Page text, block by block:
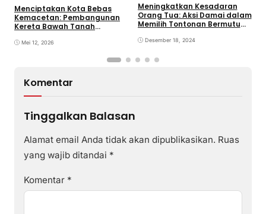
Menciptakan Kota Bebas
Kemacetan: Pembangunan
Kereta Bawah Tanah
Mei 12, 2026
Meningkatkan Kesadaran
Orang Tua: Aksi Damai dalam
Memilih Tontonan Bermutu
Desember 18, 2024
Komentar
Tinggalkan Balasan
Alamat email Anda tidak akan dipublikasikan. Ruas
yang wajib ditandai *
Komentar *